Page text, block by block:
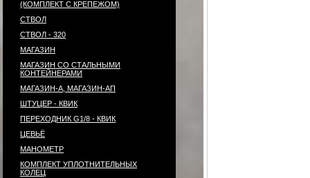
(КОМПЛЕКТ С КРЕПЕЖОМ)
СТВОЛ
СТВОЛ - 320
МАГАЗИН
МАГАЗИН СО СТАЛЬНЫМИ
КОНТЕЙНЕРАМИ
МАГАЗИН-А, МАГАЗИН-АП
ШТУЦЕР - КВИК
ПЕРЕХОДНИК G1/8 - КВИК
ЦЕВЬЁ
МАНОМЕТР
КОМПЛЕКТ УПЛОТНИТЕЛЬНЫХ
КОЛЕЦ